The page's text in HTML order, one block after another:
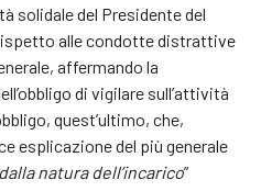
solidale del Presidente del
alle condotte distrattive
affermando la
di vigilare sull’attività
quest’ultimo, che,
esplicazione del più generale
natura dell’incarico”